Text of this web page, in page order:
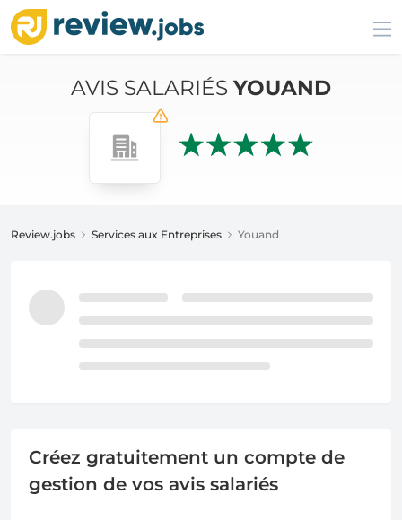
AVIS SALARIÉS YOUAND
Review.jobs Services aux Entreprises Youand
Créez gratuitement un compte de
gestion de vos avis salariés